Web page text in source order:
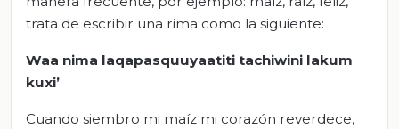
trata de escribir una rima como la siguiente:
Waa nima laqapasquuyaatiti tachiwini lakum
kuxi’
Cuando siembro mi maíz mi corazón reverdece,